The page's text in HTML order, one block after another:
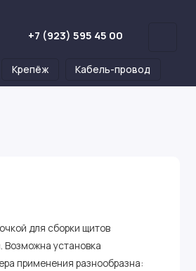
+7 (923) 595 45 00
Крепёж Кабель-провод
для сборки щитов
Возможна установка
применения разнообразна: